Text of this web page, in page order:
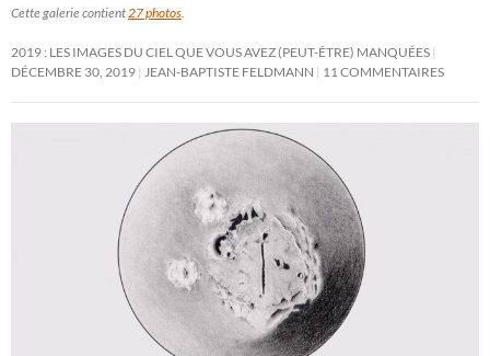
Cette galerie contient 27 photos
2019 : LES IMAGES DU CIEL QUE VOUS AVEZ (PEUT-ÊTRE) MANQUÉES
DÉCEMBRE 30, 2019
JEAN-BAPTISTE FELDMANN 11 COMMENTAIRES